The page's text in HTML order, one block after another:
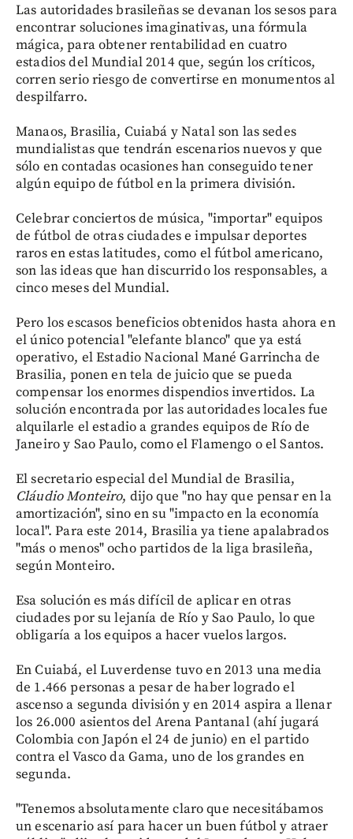
Las autoridades brasileñas se devanan los sesos para
encontrar soluciones imaginativas, una fórmula
mágica, para obtener rentabilidad en cuatro
estadios del Mundial 2014 que, según los críticos,
corren serio riesgo de convertirse en monumentos al
despilfarro.
Manaos, Brasilia, Cuiabá y Natal son las sedes
mundialistas que tendrán escenarios nuevos y que
sólo en contadas ocasiones han conseguido tener
algún equipo de fútbol en la primera división.
Celebrar conciertos de música, "importar" equipos
de fútbol de otras ciudades e impulsar deportes
raros en estas latitudes, como el fútbol americano,
son las ideas que han discurrido los responsables, a
cinco meses del Mundial.
Pero los escasos beneficios obtenidos hasta ahora en
el único potencial "elefante blanco" que ya está
operativo, el Estadio Nacional Mané Garrincha de
Brasilia, ponen en tela de juicio que se pueda
compensar los enormes dispendios invertidos. La
solución encontrada por las autoridades locales fue
alquilarle el estadio a grandes equipos de Río de
Janeiro y Sao Paulo, como el Flamengo o el Santos.
El secretario especial del Mundial de Brasilia,
Cláudio Monteiro, dijo que "no hay que pensar en la
amortización", sino en su "impacto en la economía
local". Para este 2014, Brasilia ya tiene apalabrados
"más o menos" ocho partidos de la liga brasileña,
según Monteiro.
Esa solución es más difícil de aplicar en otras
ciudades por su lejanía de Río y Sao Paulo, lo que
obligaría a los equipos a hacer vuelos largos.
En Cuiabá, el Luverdense tuvo en 2013 una media
de 1.466 personas a pesar de haber logrado el
ascenso a segunda división y en 2014 aspira a llenar
los 26.000 asientos del Arena Pantanal (ahí jugará
Colombia con Japón el 24 de junio) en el partido
contra el Vasco da Gama, uno de los grandes en
segunda.
"Tenemos absolutamente claro que necesitábamos
un escenario así para hacer un buen fútbol y atraer